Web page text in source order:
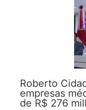
Roberto
empresas
de R$ 276